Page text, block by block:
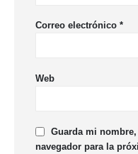
Correo electrónico *
Web
Guarda mi
navegador para la